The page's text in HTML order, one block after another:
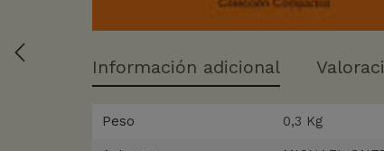
Información adicional
Peso 0,3 Kg